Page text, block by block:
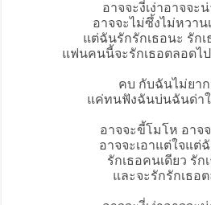
อาจจะงี่เง่าอาจจะ
อาจจะไม่ซึ้งไม่หวาน
แต่ฉันรักรักเธอนะ รัก
แฟนคนนี้จะรักเธอตลอดไ
คบ กับฉันไม่ยา
แค่ทนฟังฉันบ่นฉันด่า
อาจจะขี้โมโห อาจ
อาจจะเอาแต่ใจแต่
รักเธอคนเดียว รัก
และจะรักรักเธอ